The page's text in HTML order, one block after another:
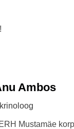
Ambos
Mustamäe